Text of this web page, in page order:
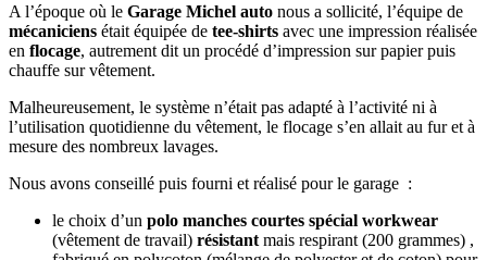
A l’époque où le Garage Michel auto nous a sollicité, l’équipe de
mécaniciens était équipée de tee-shirts avec une impression réalisée
en flocage, autrement dit un procédé d’impression sur papier puis
chauffe sur vêtement.
Malheureusement, le système n’était pas adapté à l’activité ni à
l’utilisation quotidienne du vêtement, le flocage s’en allait au fur et à
mesure des nombreux lavages.
Nous avons conseillé puis fourni et réalisé pour le garage :
le choix d’un polo manches courtes spécial workwear
(vêtement de travail) résistant mais respirant (200 grammes) ,